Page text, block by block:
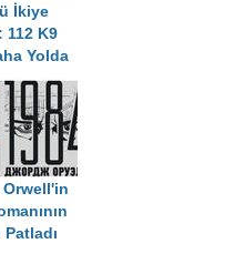
İkiye
112 K9
Yolda
Orwell'in
Patladı